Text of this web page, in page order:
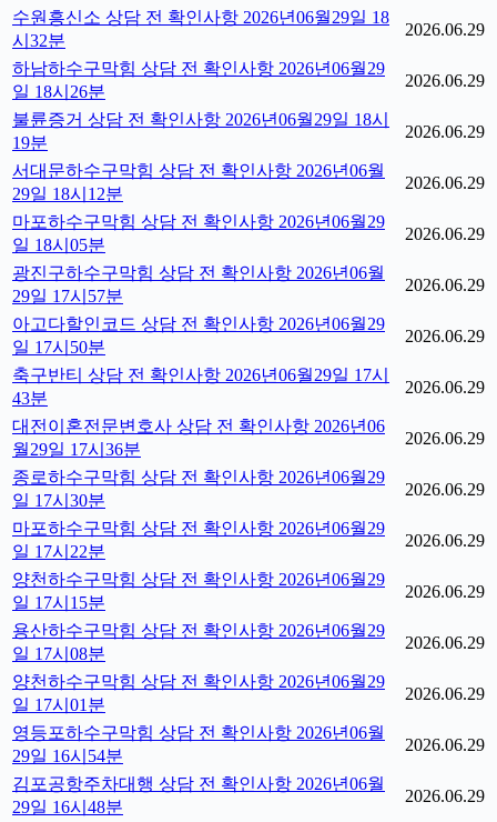
수원흥신소 상담 전 확인사항 2026년06월29일 18
시32분
2026.06.29
하남하수구막힘 상담 전 확인사항 2026년06월29
일 18시26분
2026.06.29
불륜증거 상담 전 확인사항 2026년06월29일 18시
19분
2026.06.29
서대문하수구막힘 상담 전 확인사항 2026년06월
29일 18시12분
2026.06.29
마포하수구막힘 상담 전 확인사항 2026년06월29
일 18시05분
2026.06.29
광진구하수구막힘 상담 전 확인사항 2026년06월
29일 17시57분
2026.06.29
아고다할인코드 상담 전 확인사항 2026년06월29
일 17시50분
2026.06.29
축구반티 상담 전 확인사항 2026년06월29일 17시
43분
2026.06.29
대전이혼전문변호사 상담 전 확인사항 2026년06
월29일 17시36분
2026.06.29
종로하수구막힘 상담 전 확인사항 2026년06월29
일 17시30분
2026.06.29
마포하수구막힘 상담 전 확인사항 2026년06월29
일 17시22분
2026.06.29
양천하수구막힘 상담 전 확인사항 2026년06월29
일 17시15분
2026.06.29
용산하수구막힘 상담 전 확인사항 2026년06월29
일 17시08분
2026.06.29
양천하수구막힘 상담 전 확인사항 2026년06월29
일 17시01분
2026.06.29
영등포하수구막힘 상담 전 확인사항 2026년06월
29일 16시54분
2026.06.29
김포공항주차대행 상담 전 확인사항 2026년06월
29일 16시48분
2026.06.29